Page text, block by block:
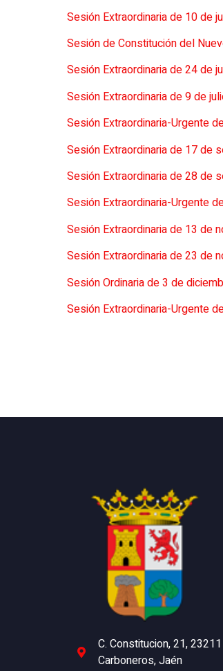
Sesión Extraordinaria de 10 de
Sesión de Constitución del
Sesión Extraordinaria de 24 de
Sesión Extraordinaria de 9 de
Sesión Extraordinaria-Urgente
Sesión Extraordinaria de 17 de
Sesión Extraordinaria de 28 de
Sesión Extraordinaria-Urgente
Sesión Extraordinaria de 13 de
Sesión Extraordinaria de 23 de
Sesión Ordinaria de 3 de
Sesión Extraordinaria-Urgente
C. Constitucion, 21, 23211
Carboneros, Jaén